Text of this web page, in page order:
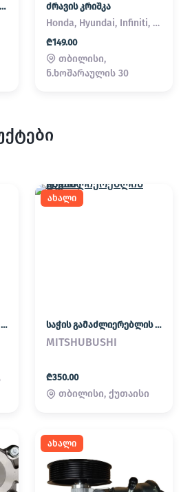
მორგვი (სტუპიცა) საკისარი Land Rover / Range Rover ძრავის კრიშკა
Honda, Hyundai, Infiniti, Kia, Lexus, Mazda, Mitsubishi, Nissan, Subaru, Suzuki, Toyota
₾149.00
თბილისი,
ნ.ხოშარაულის 30
საჭის გამაძლიერებლის ტუმბო
ახალი
საჭის გამაძლიერებლის ტუმბო
MITSHUBUSHI
₾350.00
თბილისი, ქუთაისი
ახალი